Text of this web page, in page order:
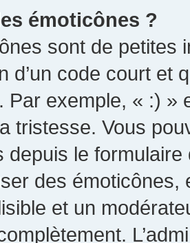
émoticônes ?
sont de petites
d’un code court et
Par exemple, « :) »
tristesse. Vous
depuis le
des
et un